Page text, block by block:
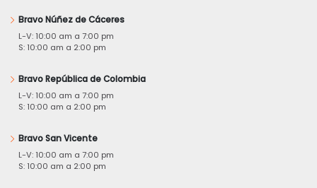
Bravo Núñez de Cáceres
L-V: 10:00 am a 7:00 pm
S: 10:00 am a 2:00 pm
Bravo República de Colombia
L-V: 10:00 am a 7:00 pm
S: 10:00 am a 2:00 pm
Bravo San Vicente
L-V: 10:00 am a 7:00 pm
S: 10:00 am a 2:00 pm